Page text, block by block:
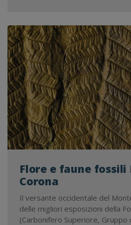
Flore e faune fossili
Corona
Il versante occidentale del
delle migliori esposizioni della
(Carbonifero Superiore, Gruppo